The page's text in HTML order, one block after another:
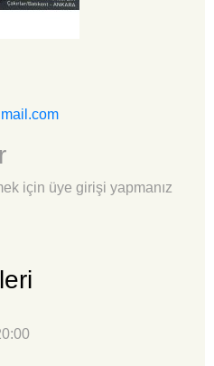
için üye girişi yapmanız